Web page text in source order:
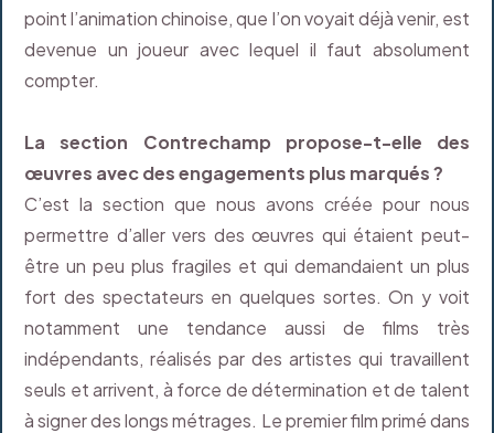
point l’animation chinoise, que l’on voyait déjà venir, est
devenue un joueur avec lequel il faut absolument
compter.
La section Contrechamp propose-t-elle des
œuvres avec des engagements plus marqués ?
C’est la section que nous avons créée pour nous
permettre d’aller vers des œuvres qui étaient peut-
être un peu plus fragiles et qui demandaient un plus
fort des spectateurs en quelques sortes. On y voit
notamment une tendance aussi de films très
indépendants, réalisés par des artistes qui travaillent
seuls et arrivent, à force de détermination et de talent
à signer des longs métrages. Le premier film primé dans